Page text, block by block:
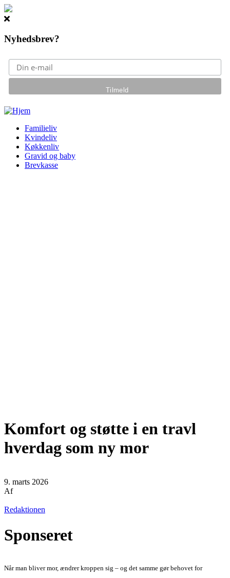
Nyhedsbrev?
Gå til hovedindhold
Familieliv
Kvindeliv
Køkkenliv
Gravid og baby
Brevkasse
Komfort og støtte i en travl
hverdag som ny mor
9. marts 2026
Af
Redaktionen
Sponseret
Når man bliver mor, ændrer kroppen sig – og det samme gør behovet for